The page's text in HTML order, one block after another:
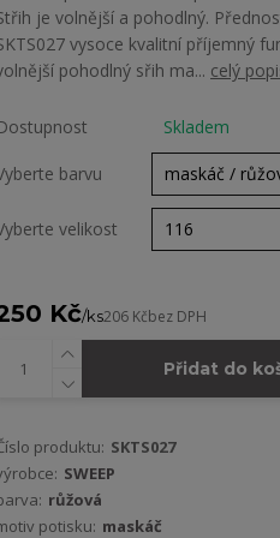
je volnější a pohodlný.
vysoce kvalitní příjemný
pohodlný sřih ma... celý
Skladem
barvu
velikost
Kč/ks206 Kčbez DPH
Přidat do
produktu: SKTS027
SWEEP
růžová
potisku: maskáč